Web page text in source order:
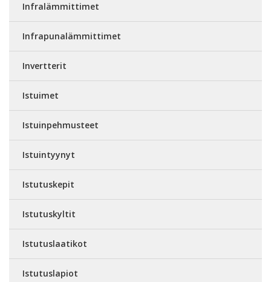
Infralämmittimet
Infrapunalämmittimet
Invertterit
Istuimet
Istuinpehmusteet
Istuintyynyt
Istutuskepit
Istutuskyltit
Istutuslaatikot
Istutuslapiot